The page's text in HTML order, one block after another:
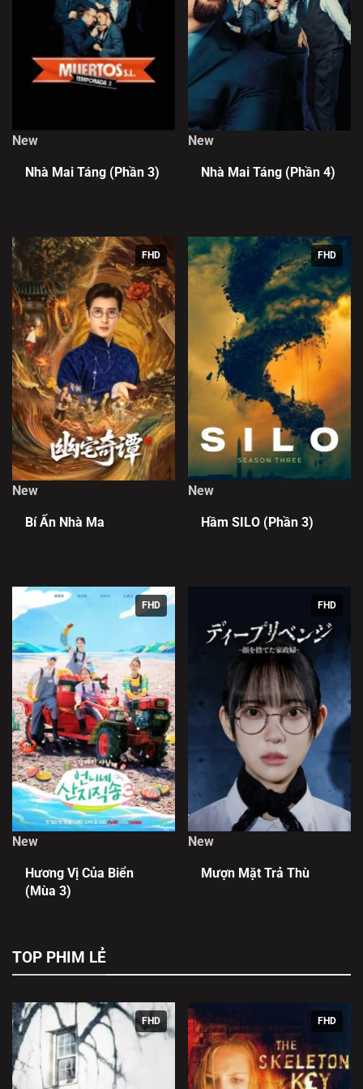
New
Nhà Mai Táng (Phần 3)
New
Nhà Mai Táng (Phần 4)
FHD
New
Bí Ẩn Nhà Ma
FHD
New
Hầm SILO (Phần 3)
FHD
New
Hương Vị Của Biển
(Mùa 3)
FHD
New
Mượn Mặt Trả Thù
TOP PHIM LẺ
FHD FHD